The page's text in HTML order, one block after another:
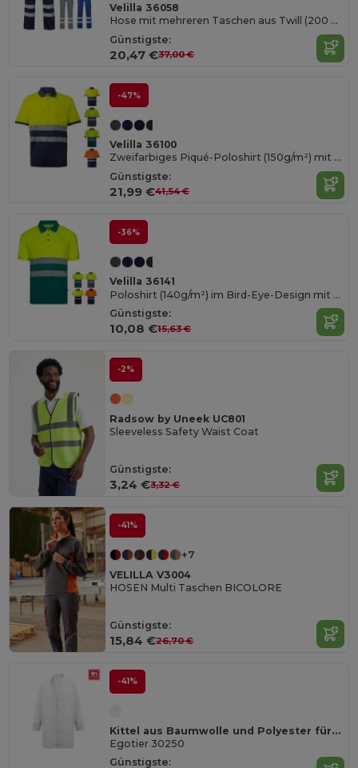
Velilla 36058
Hose mit mehreren Taschen aus Twill (200 g/m²), aus Baumwolle (35 %) und Polyester (65 %)
Günstigste:
20,47 €37,00 €
-47%
Velilla 36100
Zweifarbiges Piqué-Poloshirt (150g/m²) mit kurzen Ärmeln, aus Baumwolle (55%) und Polyester (45%)
Günstigste:
21,99 €41,54 €
-36%
Velilla 36141
Poloshirt (140g/m²) im Bird-Eye-Design mit kurzen Ärmeln, aus Polyester (100%)
Günstigste:
10,08 €15,63 €
-2%
Radsow by Uneek UC801
Sleeveless Safety Waist Coat
Günstigste:
3,24 €3,32 €
-41%
+7
VELILLA V3004
HOSEN Multi Taschen BICOLORE
Günstigste:
15,84 €26,70 €
-41%
Kittel aus Baumwolle und Polyester für Arbeitskleidung. Weiße Farbe
Egotier 30250
Günstigste: